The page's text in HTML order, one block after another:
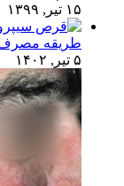
۱۵ تیر, ۱۳۹۹
طریقه مصرف
۵ تیر, ۱۴۰۲